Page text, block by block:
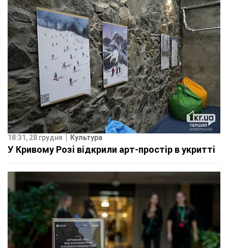
18:31, 28 грудня Культура
У Кривому Розі відкрили арт-простір в укритті